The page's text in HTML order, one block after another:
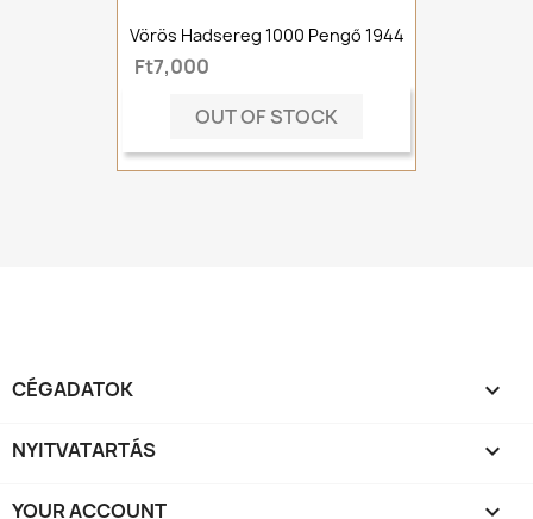
Vörös Hadsereg 1000 Pengő 1944
Ft7,000
OUT OF STOCK
CÉGADATOK 
NYITVATARTÁS 
YOUR ACCOUNT 